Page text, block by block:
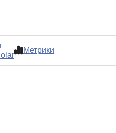
Метрики